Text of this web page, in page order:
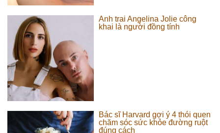
Anh trai Angelina Jolie công
khai là người đồng tính
Bác sĩ Harvard gợi ý 4 thói quen
chăm sóc sức khỏe đường ruột
đúng cách